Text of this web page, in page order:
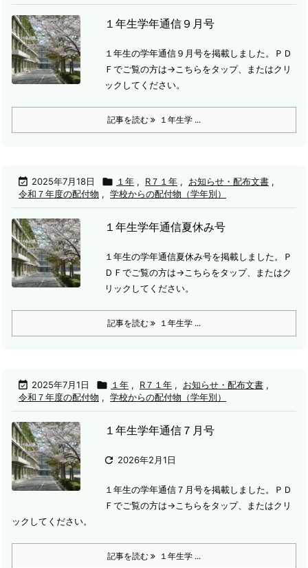
１年生学年通信９月号
１年生の学年通信９月号を掲載しました。
ＰＤ
Ｆでご覧の方は→こちらをタップ、またはクリ
ックしてください。
記事を読む １年生学 ...
 2025年7月18日  １年 , R７１年 , お知らせ・配布文書 ,
令和７年度の配付物 , 学校からの配付物（学年別）
１年生学年通信夏休み号
１年生の学年通信夏休み号を掲載しました。
Ｐ
ＤＦでご覧の方は→こちらをタップ、またはク
リックしてください。
記事を読む １年生学 ...
 2025年7月1日  １年 , R７１年 , お知らせ・配布文書 ,
令和７年度の配付物 , 学校からの配付物（学年別）
１年生学年通信７月号
 2026年2月1日
１年生の学年通信７月号を掲載しました。
ＰＤ
Ｆでご覧の方は→こちらをタップ、またはクリ
ックしてください。
記事を読む １年生学 ...